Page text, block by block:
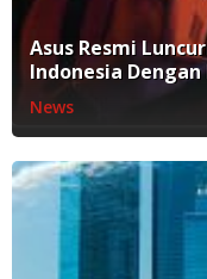
Asus Resmi
Indonesia Dengan
Untuk Main Game
News